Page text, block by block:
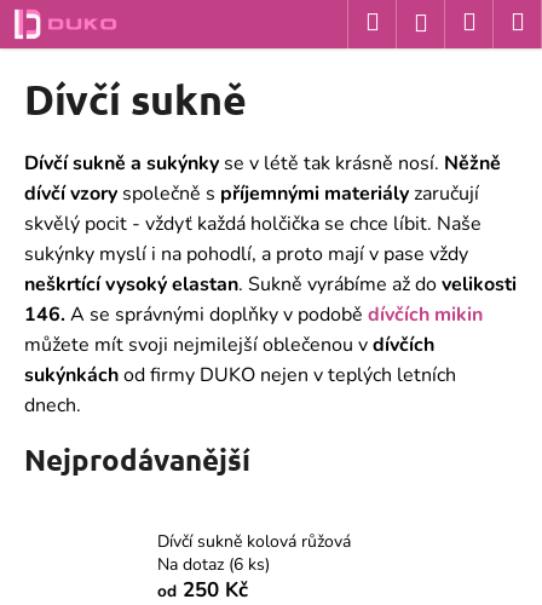
Přejít
na
obsah
HledatPřihlášení
Dívčí sukně
Dívčí sukně a sukýnky se v létě tak krásně nosí. Něžně
dívčí vzory společně s příjemnými materiályzaručují
skvělý pocit - vždyť každá holčička se chce líbit. Naše
sukýnky myslí i na pohodlí, a proto mají v pase vždy
neškrtící vysoký elastan. Sukně vyrábíme až dovelikosti
146.A se správnými doplňky v podobě dívčích mikin
můžete mít svoji nejmilejší oblečenou vdívčích
sukýnkáchod firmy DUKO nejen v teplých letních
dnech.
Nejprodávanější
Dívčí sukně kolová růžová
Na dotaz (6 ks)
od 250 Kč
K
o
o
p
o
t
ř
e
b
u
j
e
t